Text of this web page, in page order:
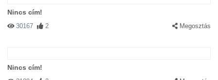
Nincs cím!
30167 2 Megosztás
Nincs cím!